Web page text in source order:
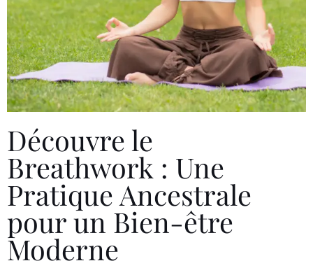
Découvre le
Breathwork : Une
Pratique Ancestrale
pour un Bien-être
Moderne